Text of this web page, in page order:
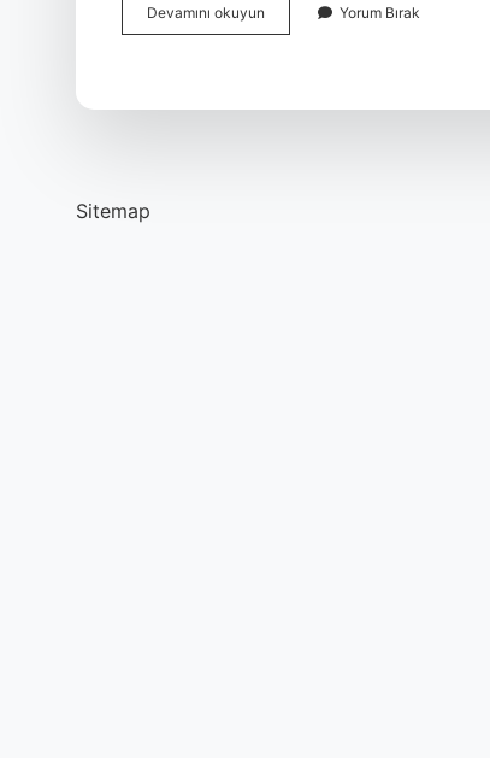
Devamını okuyun
Bot
Yorum Bırak
Sitemap